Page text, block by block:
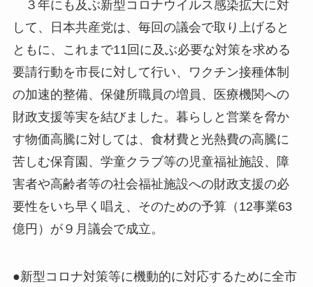
３年にも及ぶ新型コロナウイルス感染拡大に対
して、日本共産党は、毎回の議会で取り上げると
ともに、これまで11回に及ぶ必要な対策を求める
要請行動を市長に対して行い、ワクチン接種体制
の加速的整備、保健所職員の増員、医療機関への
財政支援等実を結びました。暮らしと営業を脅か
す物価高騰に対しては、食材費と光熱費の高騰に
苦しむ保育園、学童クラブ等の児童福祉施設、障
害者や高齢者等の社会福祉施設への財政支援の必
要性をいち早く唱え、そのための予算（12事業63
億円）が９月議会で成立。
●新型コロナ対策等に機動的に対応するために全市